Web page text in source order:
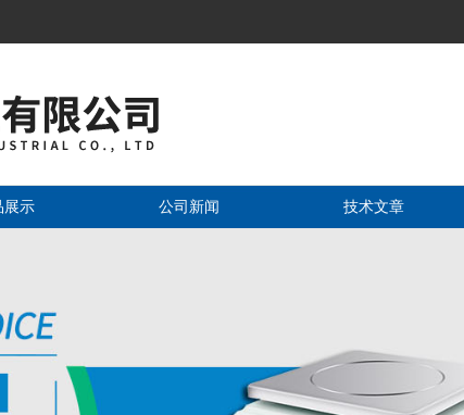
展示 公司新闻 技术文章